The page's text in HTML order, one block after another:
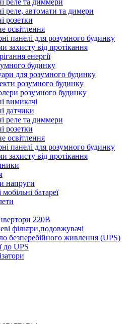
реле та диммери
реле, автомати та димери
розетки
освітлення
панелі для розумного будинку
захисту від протікання
енергії
будинку
для розумного будинку
розумного будинку
розумного будинку
вимикачі
датчики
реле та диммери
розетки
освітлення
панелі для розумного будинку
захисту від протікання
напруги
батареї
220В
фільтри,подовжувачі
безперебійного живлення (UPS)
до UPS